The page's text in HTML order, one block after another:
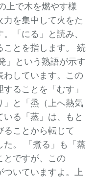
上で木を燃やす様
を集中して火をた
「にる」と読み、
ことを指します。 続
」という熟語が示す
わしています。この
ることを「むす」
」と「烝（上へ熱気
る「蒸」は、もと
ることから転じて
た。 「煮る」も「蒸
とですが、この
ついていますよ。上